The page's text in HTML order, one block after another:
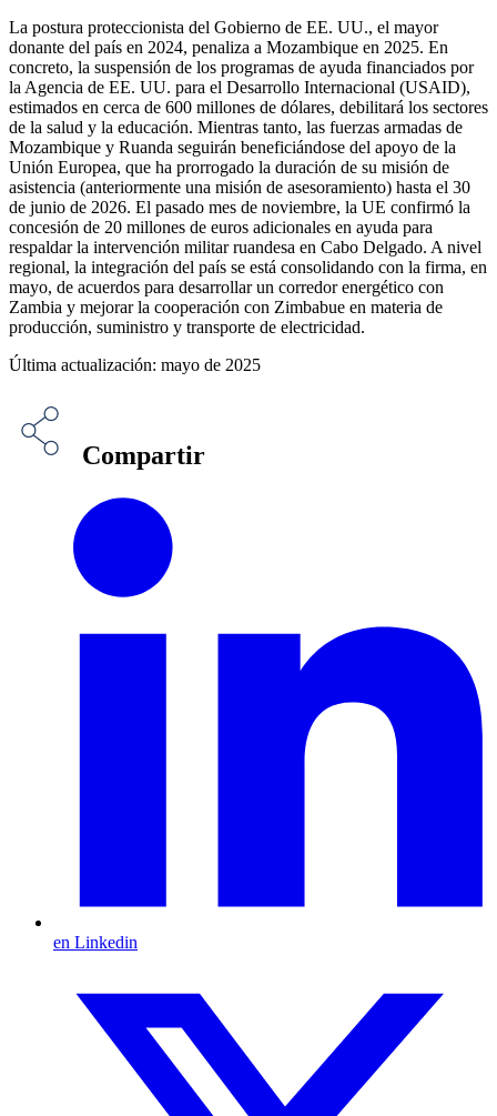
La postura proteccionista del Gobierno de EE. UU., el mayor
donante del país en 2024, penaliza a Mozambique en 2025. En
concreto, la suspensión de los programas de ayuda financiados por
la Agencia de EE. UU. para el Desarrollo Internacional (USAID),
estimados en cerca de 600 millones de dólares, debilitará los sectores
de la salud y la educación. Mientras tanto, las fuerzas armadas de
Mozambique y Ruanda seguirán beneficiándose del apoyo de la
Unión Europea, que ha prorrogado la duración de su misión de
asistencia (anteriormente una misión de asesoramiento) hasta el 30
de junio de 2026. El pasado mes de noviembre, la UE confirmó la
concesión de 20 millones de euros adicionales en ayuda para
respaldar la intervención militar ruandesa en Cabo Delgado. A nivel
regional, la integración del país se está consolidando con la firma, en
mayo, de acuerdos para desarrollar un corredor energético con
Zambia y mejorar la cooperación con Zimbabue en materia de
producción, suministro y transporte de electricidad.
Última actualización: mayo de 2025
Compartir
en Linkedin